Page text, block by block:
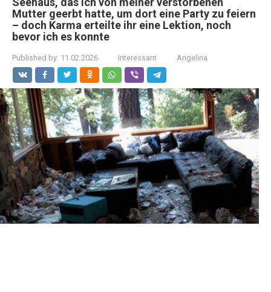
Mutter geerbt hatte, um dort eine Party zu feiern
– doch Karma erteilte ihr eine Lektion, noch
bevor ich es konnte
Published by: 11.02.2026 Interessant Angelina